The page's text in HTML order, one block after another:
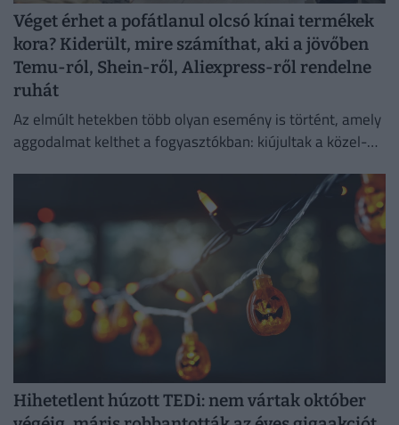
Véget érhet a pofátlanul olcsó kínai termékek
kora? Kiderült, mire számíthat, aki a jövőben
Temu-ról, Shein-ről, Aliexpress-ről rendelne
ruhát
Az elmúlt hetekben több olyan esemény is történt, amely
aggodalmat kelthet a fogyasztókban: kiújultak a közel-
Hihetetlent húzott TEDi: nem vártak október